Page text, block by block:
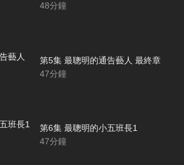
48分鐘
第5集 最聰明的通告藝人 最終章
47分鐘
第6集 最聰明的小五班長1
47分鐘